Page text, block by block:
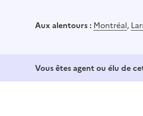
Aux alentours : Montréal,
Vous êtes agent ou élu de